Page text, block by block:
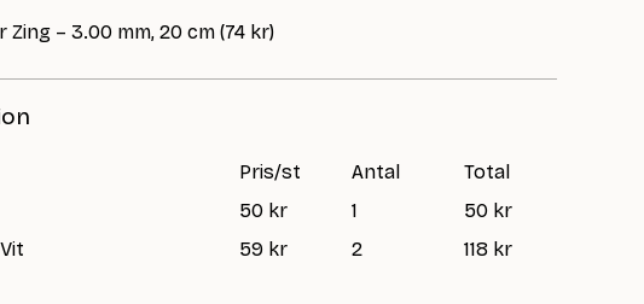
– 3.00 mm, 20 cm (74 kr)
Pris/st Antal
Total
50 kr 1
50 kr
59 kr 2 118 kr